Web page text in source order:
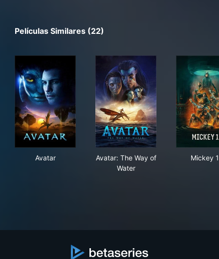
Películas Similares (22)
Avatar
Avatar: The Way of
Water
Mickey